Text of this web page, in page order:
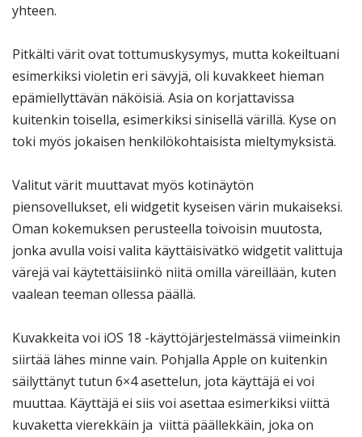
yhteen.
Pitkälti värit ovat tottumuskysymys, mutta kokeiltuani
esimerkiksi violetin eri sävyjä, oli kuvakkeet hieman
epämiellyttävän näköisiä. Asia on korjattavissa
kuitenkin toisella, esimerkiksi sinisellä värillä. Kyse on
toki myös jokaisen henkilökohtaisista mieltymyksistä.
Valitut värit muuttavat myös kotinäytön
piensovellukset, eli widgetit kyseisen värin mukaiseksi.
Oman kokemuksen perusteella toivoisin muutosta,
jonka avulla voisi valita käyttäisivätkö widgetit valittuja
värejä vai käytettäisiinkö niitä omilla väreillään, kuten
vaalean teeman ollessa päällä.
Kuvakkeita voi iOS 18 -käyttöjärjestelmässä viimeinkin
siirtää lähes minne vain. Pohjalla Apple on kuitenkin
säilyttänyt tutun 6×4 asettelun, jota käyttäjä ei voi
muuttaa. Käyttäjä ei siis voi asettaa esimerkiksi viittä
kuvaketta vierekkäin ja viittä päällekkäin, joka on